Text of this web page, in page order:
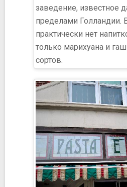
заведение, известное
пределами Голландии.
практически нет
только марихуана и
сортов.